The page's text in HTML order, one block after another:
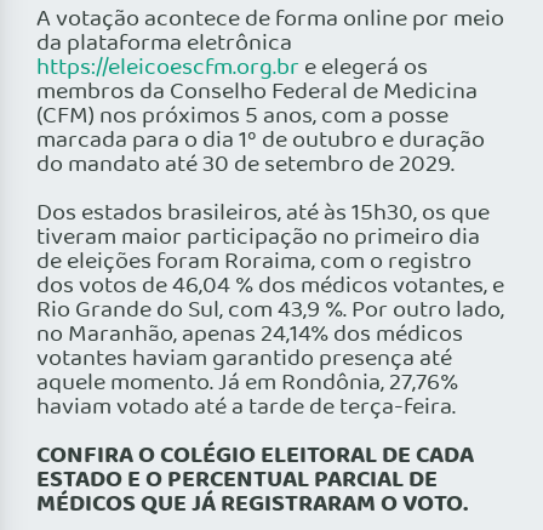
A votação acontece de forma online por meio
da plataforma eletrônica
https://eleicoescfm.org.bre elegerá os
membros da Conselho Federal de Medicina
(CFM) nos próximos 5 anos, com a posse
marcada para o dia 1º de outubro e duração
do mandato até 30 de setembro de 2029.
Dos estados brasileiros, até às 15h30, os que
tiveram maior participação no primeiro dia
de eleições foram Roraima, com o registro
dos votos de 46,04 % dos médicos votantes, e
Rio Grande do Sul, com 43,9 %. Por outro lado,
no Maranhão, apenas 24,14% dos médicos
votantes haviam garantido presença até
aquele momento. Já em Rondônia, 27,76%
haviam votado até a tarde de terça-feira.
CONFIRA O COLÉGIO ELEITORAL DE CADA
ESTADO E O PERCENTUAL PARCIAL DE
MÉDICOS QUE JÁ REGISTRARAM O VOTO.